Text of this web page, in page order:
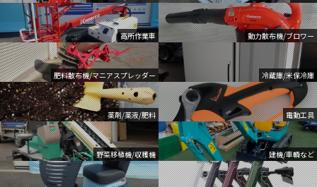
高所作業車 動力散布機/ブロワー
肥料散布機/マニアスプレッダー 冷蔵庫/米保冷庫
薬剤/薬液/肥料 電動工具
野菜移植機/収穫機 建機/車輌など